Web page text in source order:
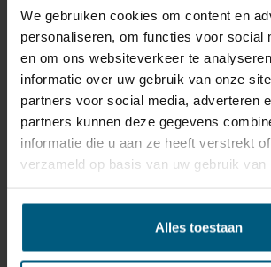
We gebruiken cookies om content en
personaliseren, om functies voor social
en om ons websiteverkeer te
informatie over uw gebruik van onze
partners voor social media, adverteren
partners kunnen deze gegevens
informatie die u aan ze heeft verstrekt
verzameld op basis van uw gebruik van
Alles toestaan
ONS RETOURBELEID
matrassen, bedbodems,
boxspringsets vallen NIET